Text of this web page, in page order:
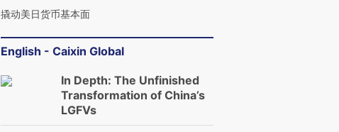
撬动美日货币基本面
English - Caixin Global
In Depth: The Unfinished
Transformation of China’s
LGFVs